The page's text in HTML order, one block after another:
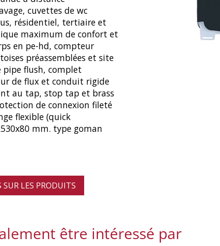
cuvettes de wc
résidentiel, tertiaire et
maximum de confort et
en pe-hd, compteur
préassemblées et site
flush, complet
de flux et conduit rigide
au tap, stop tap et brass
de connexion fileté
flexible (quick
mm. type goman
LES PRODUITS
être intéressé par